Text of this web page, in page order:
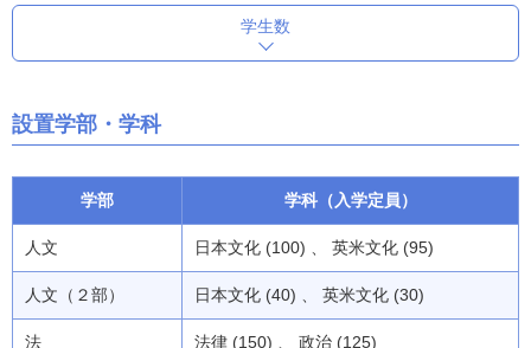
学生数
設置学部・学科
学部 学科（入学定員）
人文 日本文化 (100) 、 英米文化 (95)
人文（２部） 日本文化 (40) 、 英米文化 (30)
法 法律 (150) 、 政治 (125)